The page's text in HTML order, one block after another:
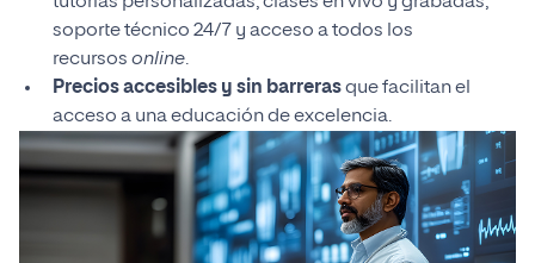
soporte técnico 24/7 y acceso a todos los
recursos online.
Precios accesibles y sin barrerasque facilitan el
acceso a una educación de excelencia.